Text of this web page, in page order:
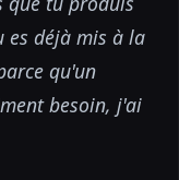
es déjà mis à la
qu'un
besoin, j'ai